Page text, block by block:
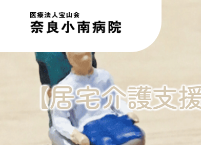
リ
【居宅介護支